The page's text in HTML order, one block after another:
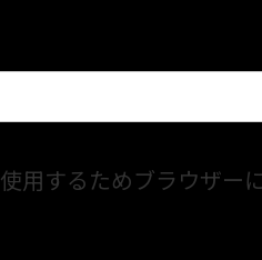
用するためブラウザー